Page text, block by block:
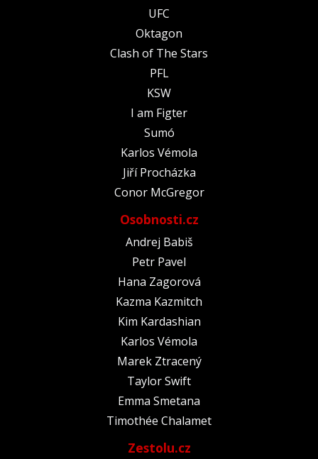
UFC
Oktagon
Clash of The Stars
PFL
KSW
I am Figter
Sumó
Karlos Vémola
Jiří Procházka
Conor McGregor
Osobnosti.cz
Andrej Babiš
Petr Pavel
Hana Zagorová
Kazma Kazmitch
Kim Kardashian
Karlos Vémola
Marek Ztracený
Taylor Swift
Emma Smetana
Timothée Chalamet
Zestolu.cz